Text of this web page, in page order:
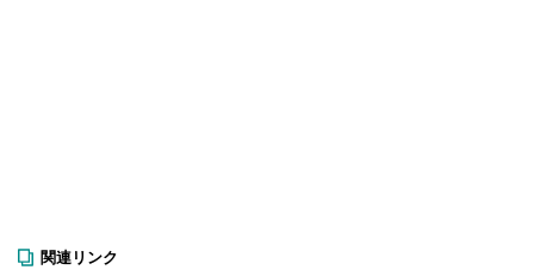
関連リンク